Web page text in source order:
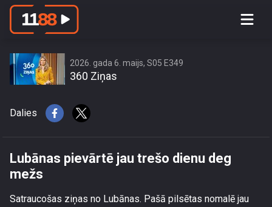
Lubānas pievārtē jau trešo dienu deg
2026. gada 6. maijs, S05 E349
360 Ziņas
Dalies
Lubānas pievārtē jau trešo dienu deg
mežs
Satraucošas ziņas no Lubānas. Pašā pilsētas nomalē jau